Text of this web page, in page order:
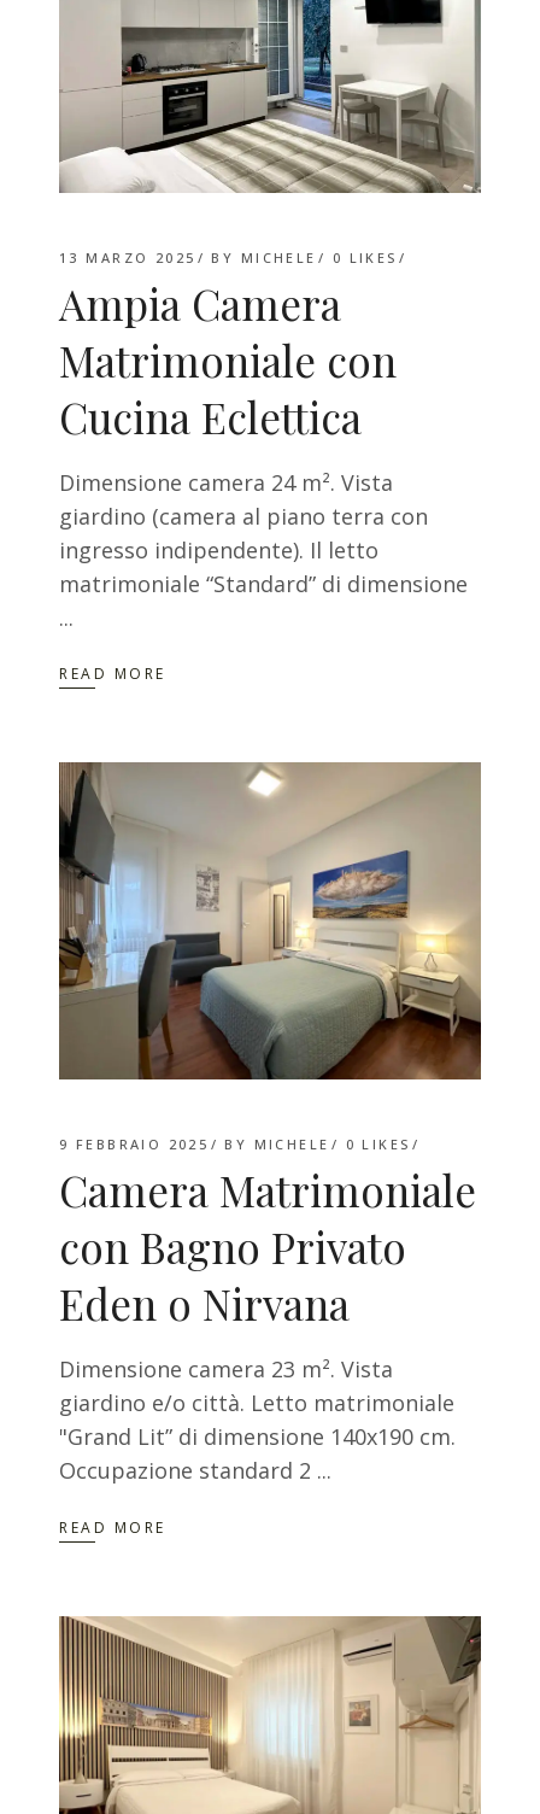
13 MARZO 2025 BY MICHELE 0 LIKES
Ampia Camera
Matrimoniale con
Cucina Eclettica
Dimensione camera 24 m². Vista
giardino (camera al piano terra con
ingresso indipendente). Il letto
matrimoniale “Standard” di dimensione
READ MORE
9 FEBBRAIO 2025 BY MICHELE 0 LIKES
Camera Matrimoniale
con Bagno Privato
Eden o Nirvana
Dimensione camera 23 m². Vista
giardino e/o città. Letto matrimoniale
"Grand Lit” di dimensione 140x190 cm.
Occupazione standard 2
READ MORE